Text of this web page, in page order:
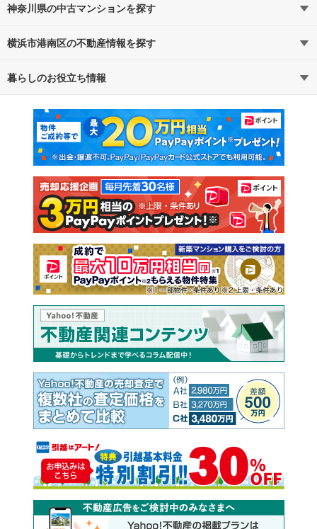
神奈川県の中古マンションを探す
路線・駅から探す
通勤・通学時間から探す
横浜市港南区の不動産情報を探す
不動産・住宅
新築マンション 中古マンション
新築一戸建て 中古一戸建て
注文住宅 土地
売却査定
暮らしのお役立ち情報
マンションカタログ 教えて！住まいの先生